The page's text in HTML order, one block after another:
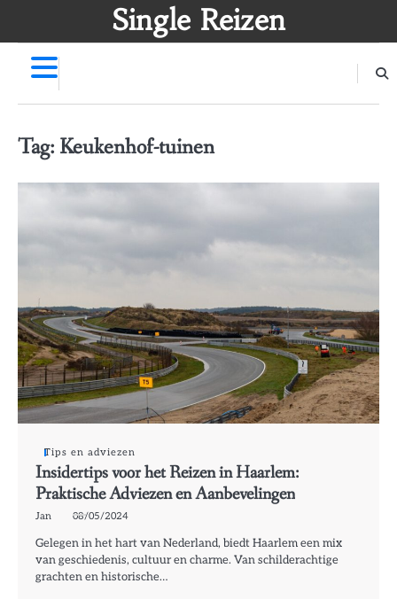
Single Reizen
Tag: Keukenhof-tuinen
Tips en adviezen
Insidertips voor het Reizen in Haarlem:
Praktische Adviezen en Aanbevelingen
Jan 08/05/2024
Gelegen in het hart van Nederland, biedt Haarlem een mix
van geschiedenis, cultuur en charme. Van schilderachtige
grachten en historische…